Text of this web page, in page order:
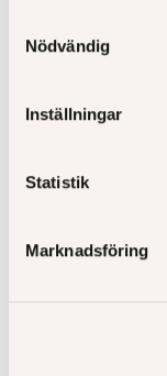
Nödvändig
Inställningar
Statistik
Marknadsföring
Så håller